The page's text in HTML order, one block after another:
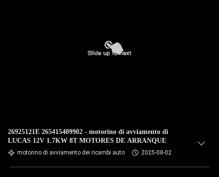
26925121E 265415409902 - motorino di avviamento di
LUCAS 12V 1.7KW 8T MOTORES DE ARRANQUE
motorino di avviamento dei ricambi auto 2025-08-02